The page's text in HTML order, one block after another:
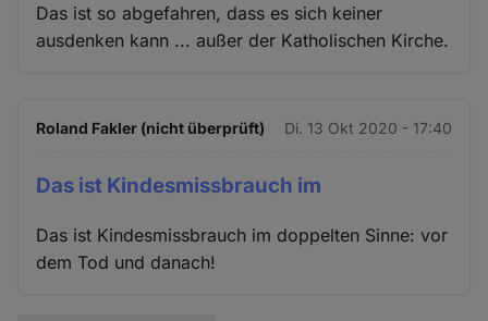
Das ist so abgefahren, dass es sich keiner
ausdenken kann ... außer der Katholischen Kirche.
Roland Fakler (nicht überprüft) Di. 13 Okt 2020 - 17:40
Das ist Kindesmissbrauch im
Das ist Kindesmissbrauch im doppelten Sinne: vor
dem Tod und danach!